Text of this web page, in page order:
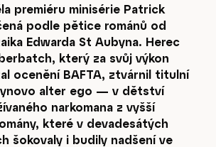
premiéru minisérie Patrick
podle pětice románů od
Edwarda St Aubyna. Herec
který za svůj výkon
ocenění BAFTA, ztvárnil titulní
alter ego — v dětství
narkomana z vyšší
které v devadesátých
šokovaly i budily nadšení ve